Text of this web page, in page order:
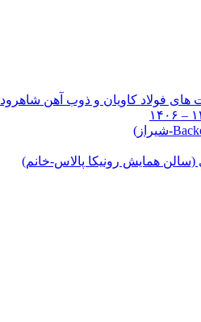
فولاد کاویان و ذوب آهن شاهرود
همایش رونیکا پالاس-خانم)